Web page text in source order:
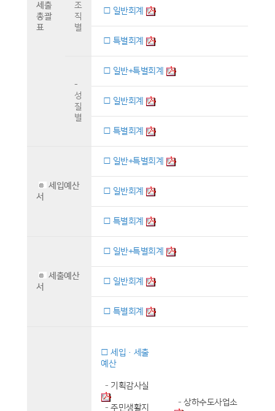
세출
총괄
표
조
직
별
□ 일반회계
□ 특별회계
-
성
질
별
□ 일반+특별회계
□ 일반회계
□ 특별회계
세입예산
서
□ 일반+특별회계
□ 일반회계
□ 특별회계
세출예산
서
□ 일반+특별회계
□ 일반회계
□ 특별회계
□ 세입·세출
예산
- 기획감사실
-주민생활지
-상하수도사업소